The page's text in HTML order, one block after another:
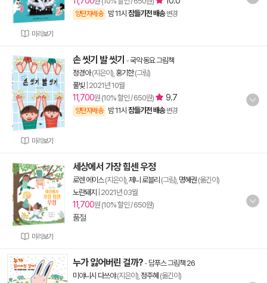
미리보기
양탄자배송 밤 11시 잠들기전 배송 변경
미리보기
손 씻기 발 씻기 -국악 동요 그림책
정경아(지은이), 홍기한(그림)
풀빛 2021년 10월
11,700원 (10% 할인 / 650원) 9.7
양탄자배송 밤 11시 잠들기전 배송 변경
미리보기
세상에서 가장 힘센 우정
로렌 에이스(지은이), 제니 로블리 (그림), 명혜권 (옮긴이)
노란돼지
2021년 03월
11,700원 (10% 할인 / 650원)
품절
누가 잃어버린 걸까? - 담푸스 그림책 26
미야니시 다쓰야(지은이), 정주혜 (옮긴이)